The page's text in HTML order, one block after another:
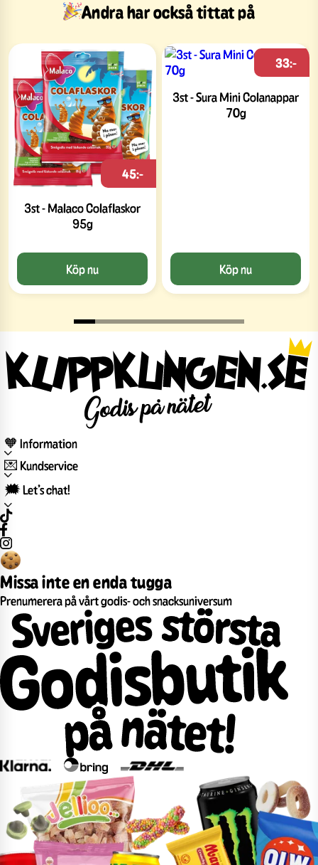
Andra har också tittat på
3st - Malaco Colaflaskor
95g
45:-
Köp nu
3st - Sura Mini Colanappar
70g
33:-
Köp nu
🧡 Information
💌 Kundservice
🗯️ Let’s chat!
Missa inte en enda tugga
Prenumerera på vårt godis- och snacksuniversum